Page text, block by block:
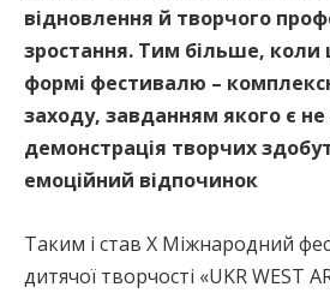
відновлення й творчого
зростання. Тим більше, коли
формі фестивалю –
заходу, завданням якого є
демонстрація творчих
емоційний відпочинок
Таким і став Х Міжнародний
дитячої творчості «UKR WEST